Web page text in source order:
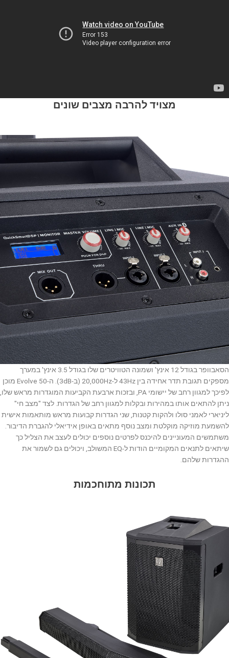
מצויד להרבה מצבים שונים
הסאבוופר בגודל 12 אינץ' ושמונה הטוויטרים שלו בגודל 3.5 אינץ' במערך
מספקים תגובת תדר אחידה בין 43Hz ל-20,000Hz (ב-3dB). ה-Evolve 50 מוכן
לפיכך למגוון רחב של יישומי PA, ובזכות ארבעת הקביעות המוגדרות מראש שלו,
ניתן להתאים אותו במהירות ובקלות למגוון רחב של הגדרות. לצד "מצב חי"
ליניארי לאמני סולו ולהקות קטנות, שני הגדרות קבועות מראש מותאמות אישית
להשמעת מוזיקה מוקלטת ומצב נוסף מתאים באופן אידיאלי להגברת הדיבור.
משתמשים המעוניינים להיכנס לפרטים נוספים יכולים לעצב את הצליל כך
שיתאים לתנאים המקומיים הודות ל-EQ המשולב, ויכולים גם לשמור את
ההגדרות שלהם.
תכונות מתוחכמות